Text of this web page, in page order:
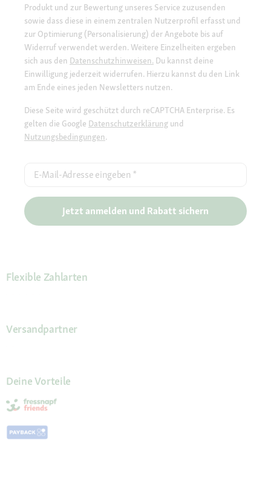
Produkt und zur Bewertung unseres Service zuzusenden
sowie dass diese in einem zentralen Nutzerprofil erfasst und
zur Optimierung (Personalisierung) der Angebote bis auf
Widerruf verwendet werden. Weitere Einzelheiten ergeben
sich aus den Datenschutzhinweisen. Du kannst deine
Einwilligung jederzeit widerrufen. Hierzu kannst du den Link
am Ende eines jeden Newsletters nutzen.
Diese Seite wird geschützt durch reCAPTCHA Enterprise. Es
gelten die Google Datenschutzerklärung und
Nutzungsbedingungen.
E-Mail-Adresse eingeben *
Jetzt anmelden und Rabatt sichern
Flexible Zahlarten
Versandpartner
Deine Vorteile